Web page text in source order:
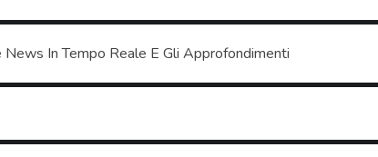
In Tempo Reale E Gli Approfondimenti